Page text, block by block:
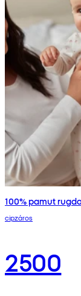
100% pamut
cipzáros
2500